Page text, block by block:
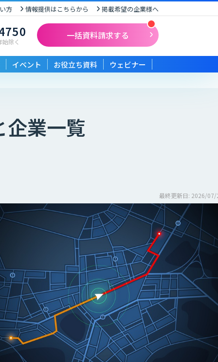
方 情報提供はこちらから 掲載希望の企業様へ
除く
一括資料請求する
イベント お役立ち資料 ウェビナー
企業一覧
最終更新日: 2026/07/